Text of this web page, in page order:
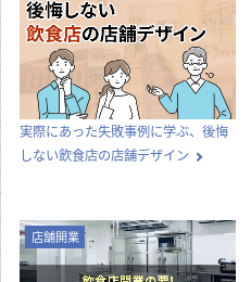
実際にあった失敗事例に学ぶ、後悔
しない飲食店の店舗デザイン
店舗開業